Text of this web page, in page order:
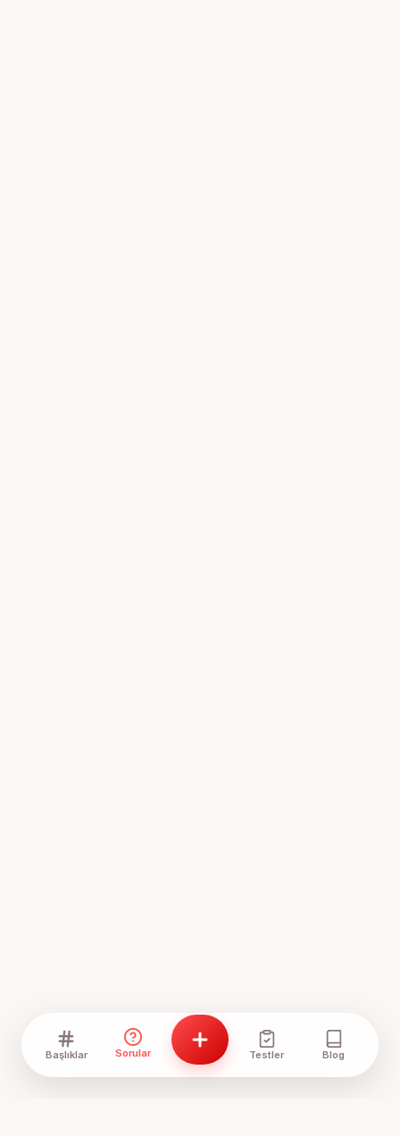
Başlıklar Sorular Testler Blog